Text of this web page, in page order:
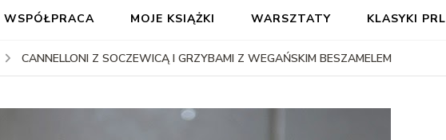
WSPÓŁPRACA MOJE KSIĄŻKI WARSZTATY KLASYKI PRL
CANNELLONI Z SOCZEWICĄ I GRZYBAMI Z WEGAŃSKIM BESZAMELEM